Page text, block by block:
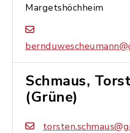
Margetshöchheim
Schmaus,
(Grüne)